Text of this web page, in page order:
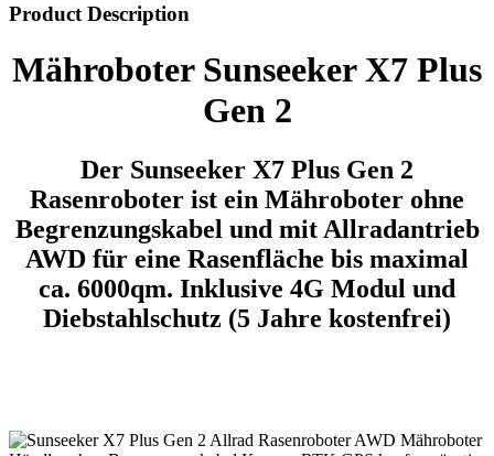
Product Description
Mähroboter Sunseeker X7 Plus
Gen 2
Der Sunseeker X7 Plus Gen 2
Rasenroboter ist ein Mähroboter ohne
Begrenzungskabel und mit Allradantrieb
AWD für eine Rasenfläche bis maximal
ca. 6000qm. Inklusive 4G Modul und
Diebstahlschutz (5 Jahre kostenfrei)